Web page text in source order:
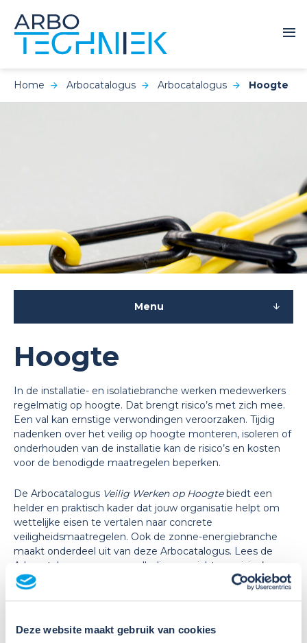
Deze website maakt gebruik van cookies
Home Arbocatalogus Arbocatalogus Hoogte
Menu
Hoogte
In de installatie- en isolatiebranche werken medewerkers
regelmatig op hoogte. Dat brengt risico’s met zich mee.
Een val kan ernstige verwondingen veroorzaken. Tijdig
nadenken over het veilig op hoogte monteren, isoleren of
onderhouden van de installatie kan de risico’s en kosten
voor de benodigde maatregelen beperken.
De Arbocatalogus Veilig Werken op Hoogtebiedt een
helder en praktisch kader dat jouw organisatie helpt om
wettelijke eisen te vertalen naar concrete
veiligheidsmaatregelen. Ook de zonne-energiebranche
maakt onderdeel uit van deze Arbocatalogus. Lees de
Arbocatalogus
voor een volledig overzicht van risico’s en
maatregelen.